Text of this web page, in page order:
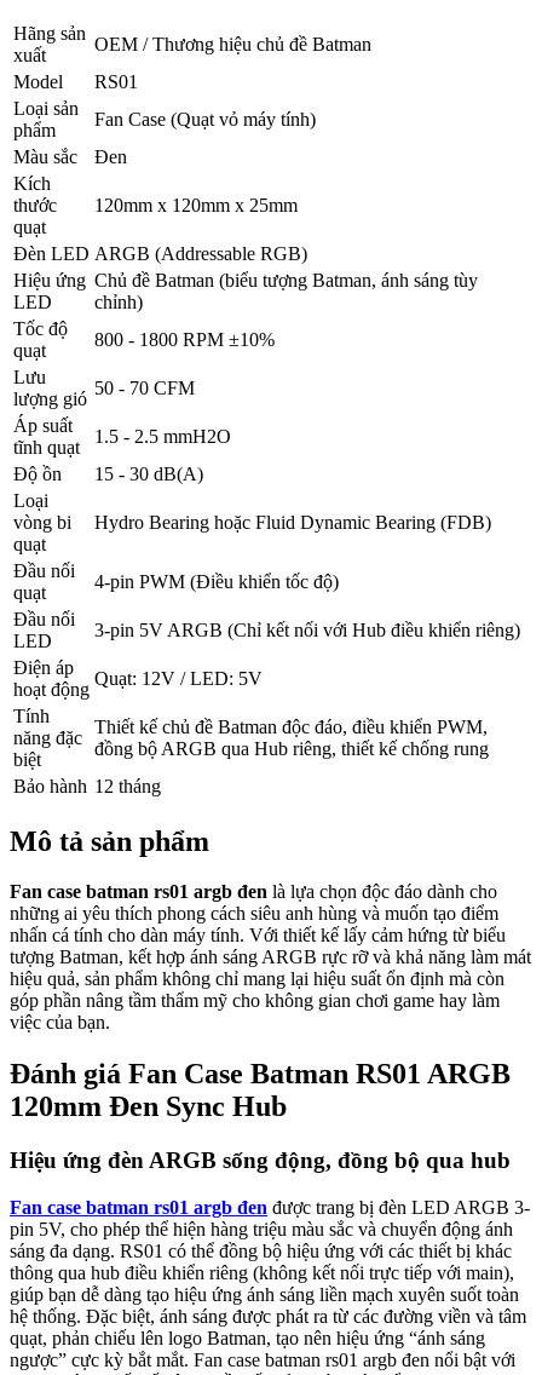
Hãng sản
xuất
OEM / Thương hiệu chủ đề Batman
Model
RS01
Loại sản
phẩm
Fan Case (Quạt vỏ máy tính)
Màu sắc
Đen
Kích
thước
quạt
120mm x 120mm x 25mm
Đèn LED ARGB (Addressable RGB)
Hiệu ứng
LED
Chủ đề Batman (biểu tượng Batman, ánh sáng tùy
chỉnh)
Tốc độ
quạt
800 - 1800 RPM ±10%
Lưu
lượng gió
50 - 70 CFM
Áp suất
tĩnh quạt
1.5 - 2.5 mmH2O
Độ ồn
15 - 30 dB(A)
Loại
vòng bi
quạt
Hydro Bearing hoặc Fluid Dynamic Bearing (FDB)
Đầu nối
quạt
4-pin PWM (Điều khiển tốc độ)
Đầu nối
LED
3-pin 5V ARGB (Chỉ kết nối với Hub điều khiển riêng)
Điện áp
hoạt động
Quạt: 12V / LED: 5V
Tính
năng đặc
biệt
Thiết kế chủ đề Batman độc đáo, điều khiển PWM,
đồng bộ ARGB qua Hub riêng, thiết kế chống rung
Bảo hành 12 tháng
Mô tả sản phẩm
Fan case batman rs01 argb đen là lựa chọn độc đáo dành cho
những ai yêu thích phong cách siêu anh hùng và muốn tạo điểm
nhấn cá tính cho dàn máy tính. Với thiết kế lấy cảm hứng từ biểu
tượng Batman, kết hợp ánh sáng ARGB rực rỡ và khả năng làm mát
hiệu quả, sản phẩm không chỉ mang lại hiệu suất ổn định mà còn
góp phần nâng tầm thẩm mỹ cho không gian chơi game hay làm
việc của bạn.
Đánh giá Fan Case Batman RS01 ARGB
120mm Đen Sync Hub
Hiệu ứng đèn ARGB sống động, đồng bộ qua hub
Fan case batman rs01 argb đen được trang bị đèn LED ARGB 3-
pin 5V, cho phép thể hiện hàng triệu màu sắc và chuyển động ánh
sáng đa dạng. RS01 có thể đồng bộ hiệu ứng với các thiết bị khác
thông qua hub điều khiển riêng (không kết nối trực tiếp với main),
giúp bạn dễ dàng tạo hiệu ứng ánh sáng liền mạch xuyên suốt toàn
hệ thống. Đặc biệt, ánh sáng được phát ra từ các đường viền và tâm
quạt, phản chiếu lên logo Batman, tạo nên hiệu ứng “ánh sáng
ngược” cực kỳ bắt mắt. Fan case batman rs01 argb đen nổi bật với